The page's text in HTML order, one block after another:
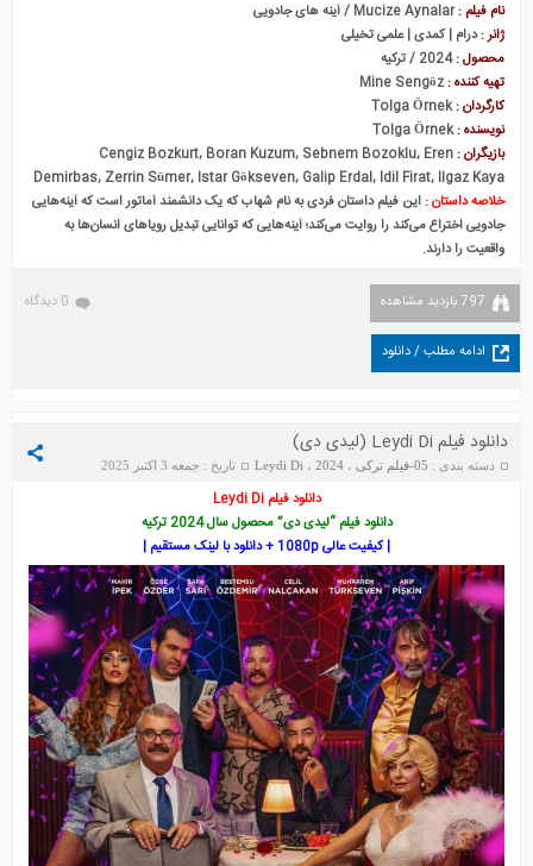
نام فیلم :Mucize Aynalar / آینه‌ های جادویی
ژانر :درام | کمدی | علمی تخیلی
محصول :2024 / ترکیه
تهیه کننده :Mine Sengöz
کارگردان :Tolga Örnek
نویسنده :Tolga Örnek
بازیگران :Cengiz Bozkurt, Boran Kuzum, Sebnem Bozoklu, Eren
Demirbas, Zerrin Sümer, Istar Gökseven, Galip Erdal, Idil Firat, Ilgaz Kaya
خلاصه داستان :این فیلم داستان فردی به نام شهاب که یک دانشمند آماتور است که آینه‌هایی
جادویی اختراع می‌کند را روایت می‌کند؛ آینه‌هایی که توانایی تبدیل رویاهای انسان‌ها به
واقعیت را دارند.
797 بازدید مشاهده 0 دیدگاه
ادامه مطلب / دانلود
دانلود فیلم Leydi Di (لیدی دی)
دسته بندی : 05-فیلم ترکی ،2024 ، Leydi Di تاریخ : جمعه 3 اکتبر 2025
دانلود فیلم Leydi Di
دانلود فیلم “لیدی دی” محصول سال 2024 ترکیه
| کیفیت عالی 1080p + دانلود با لینک مستقیم |